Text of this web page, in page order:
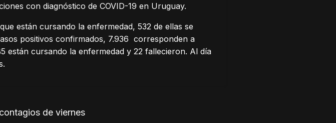
con diagnóstico de COVID-19 en Uruguay.
están cursando la enfermedad, 532 de ellas se
positivos confirmados, 7.936 corresponden a
están cursando la enfermedad y 22 fallecieron. Al día
de viernes